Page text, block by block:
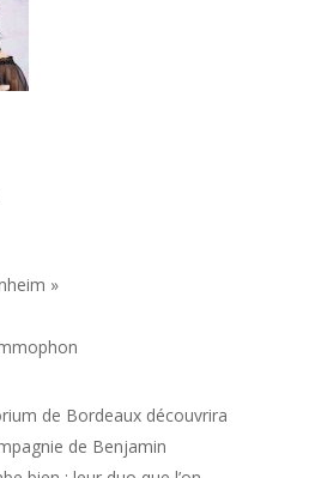
»
de Bordeaux découvrira
de Benjamin